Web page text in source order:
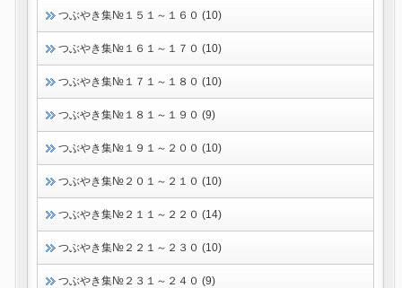
つぶやき集№１５１～１６０ (10)
つぶやき集№１６１～１７０ (10)
つぶやき集№１７１～１８０ (10)
つぶやき集№１８１～１９０ (9)
つぶやき集№１９１～２００ (10)
つぶやき集№２０１～２１０ (10)
つぶやき集№２１１～２２０ (14)
つぶやき集№２２１～２３０ (10)
つぶやき集№２３１～２４０ (9)